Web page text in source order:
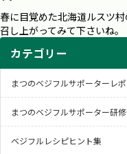
春に目覚めた北海道ルスツ
召し上がってみて下さいね。
カテゴリー
まつのベジフルサポーターレ
まつのベジフルサポーター研
ベジフルレシピヒント集